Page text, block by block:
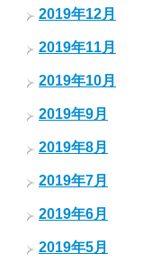
2019年12月
2019年11月
2019年10月
2019年9月
2019年8月
2019年7月
2019年6月
2019年5月